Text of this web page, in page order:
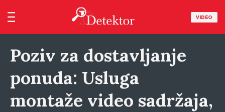
VIDEO
Poziv za dostavljanje
ponuda: Usluga
montaže video sadržaja,